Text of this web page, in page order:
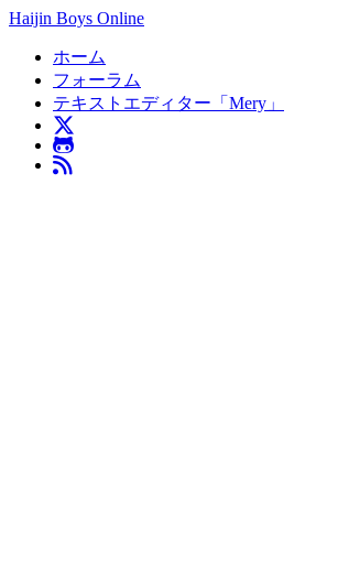
Haijin Boys Online
ホーム
フォーラム
テキストエディター「Mery」